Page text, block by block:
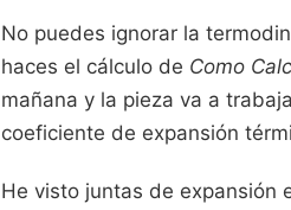
No puedes ignorar la
haces el cálculo de Como
mañana y la pieza va a
coeficiente de expansión
He visto juntas de expansión